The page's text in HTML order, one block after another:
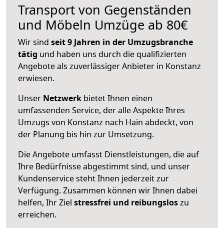
Transport von Gegenständen
und Möbeln Umzüge ab 80€
Wir sind seit 9 Jahren in der Umzugsbranche
tätig und haben uns durch die qualifizierten
Angebote als zuverlässiger Anbieter in Konstanz
erwiesen.
Unser Netzwerk bietet Ihnen einen
umfassenden Service, der alle Aspekte Ihres
Umzugs von Konstanz nach Hain abdeckt, von
der Planung bis hin zur Umsetzung.
Die Angebote umfasst Dienstleistungen, die auf
Ihre Bedürfnisse abgestimmt sind, und unser
Kundenservice steht Ihnen jederzeit zur
Verfügung. Zusammen können wir Ihnen dabei
helfen, Ihr Ziel stressfrei und reibungsloszu
erreichen.